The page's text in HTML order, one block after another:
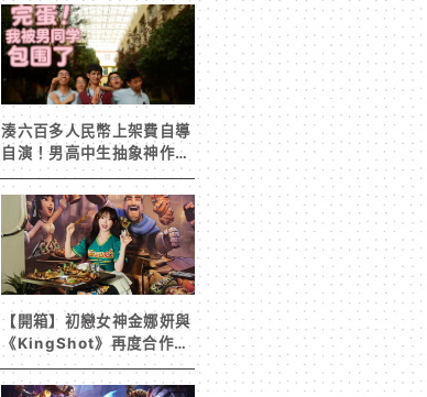
湊六百多人民幣上架費自導
自演！男高中生抽象神作
《完蛋！我被男同學包圍
了》突然爆紅
【開箱】初戀女神金娜妍與
《KingShot》再度合作！
攜手焦糖楓、柒息地推出
「國王燒烤節」活動